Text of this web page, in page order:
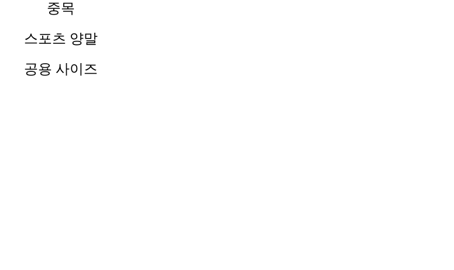
중목
스포츠 양말
공용 사이즈